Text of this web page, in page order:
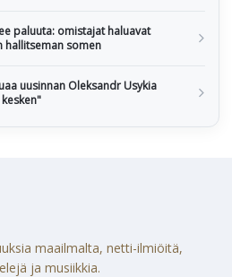
paluuta: omistajat haluavat
hallitseman somen
uusinnan Oleksandr Usykia
maailmalta, netti-ilmiöitä,
ja musiikkia.